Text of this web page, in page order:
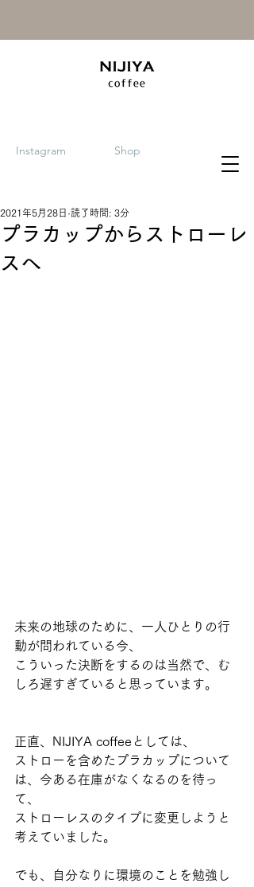
Instagram Shop
プラカップからストローレ
スへ
2021年5月28日 読了時間: 3分
未来の地球のために、一人ひとりの行
動が問われている今、
こういった決断をするのは当然で、む
しろ遅すぎていると思っています。
正直、NIJIYA coffeeとしては、
ストローを含めたプラカップについて
は、今ある在庫がなくなるのを待っ
て、
ストローレスのタイプに変更しようと
考えていました。
でも、自分なりに環境のことを勉強し